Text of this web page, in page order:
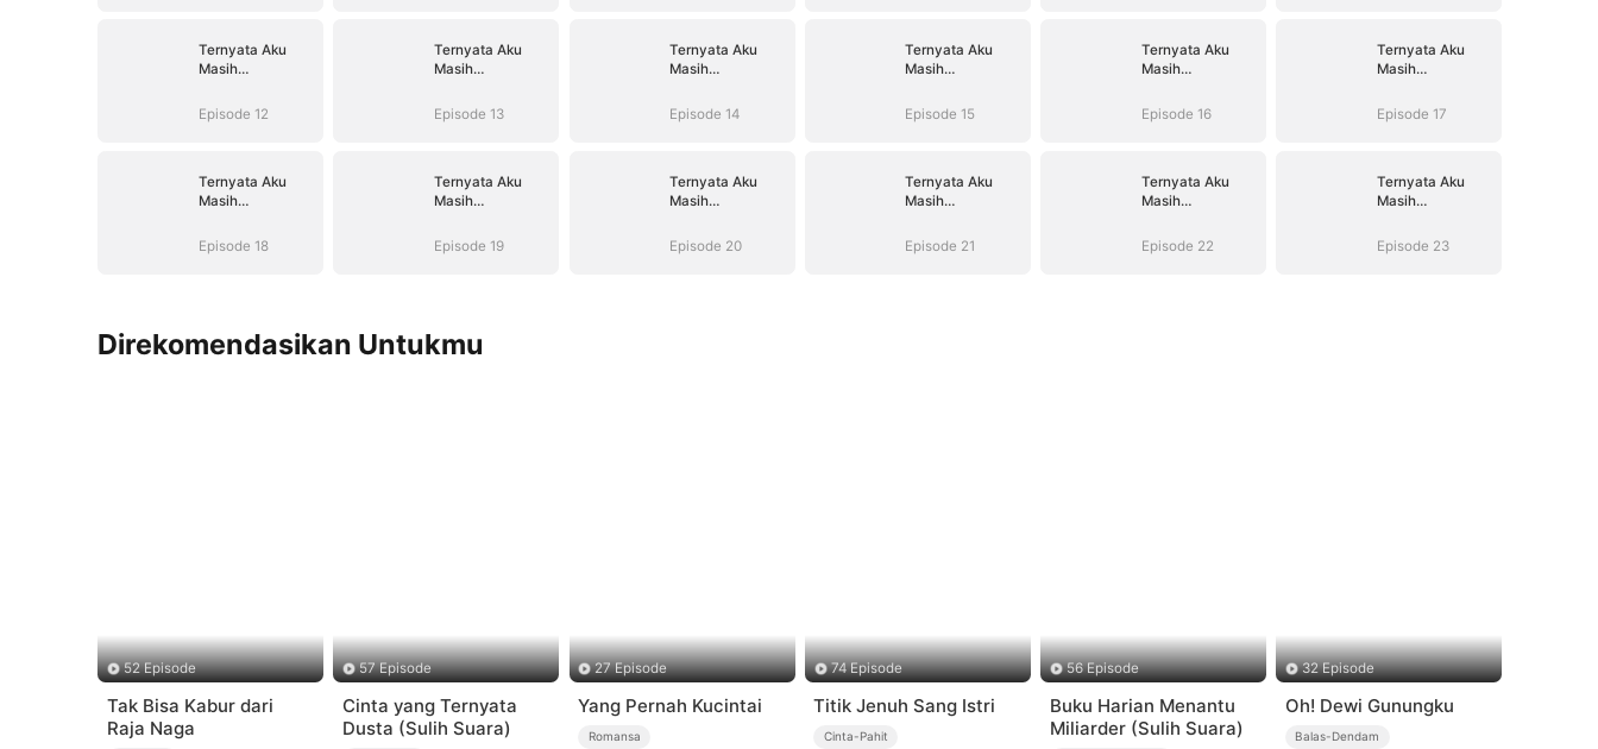
Ternyata Aku
Masih
Episode 12
Ternyata Aku
Masih
Episode 13
Ternyata Aku
Masih
Episode 14
Ternyata Aku
Masih
Episode 15
Ternyata Aku
Masih
Episode 16
Ternyata Aku
Masih
Episode 17
Ternyata Aku
Masih
Episode 18
Ternyata Aku
Masih
Episode 19
Ternyata Aku
Masih
Episode 20
Ternyata Aku
Masih
Episode 21
Ternyata Aku
Masih
Episode 22
Ternyata Aku
Masih
Episode 23
Direkomendasikan Untukmu
52 Episode
Tak Bisa Kabur dari
Raja Naga
57 Episode
Cinta yang Ternyata
Dusta (Sulih Suara)
27 Episode
Yang Pernah Kucintai
Romansa
74 Episode
Titik Jenuh Sang Istri
Cinta-Pahit
56 Episode
Buku Harian Menantu
Miliarder (Sulih Suara)
32 Episode
Oh! Dewi Gunungku
Balas-Dendam